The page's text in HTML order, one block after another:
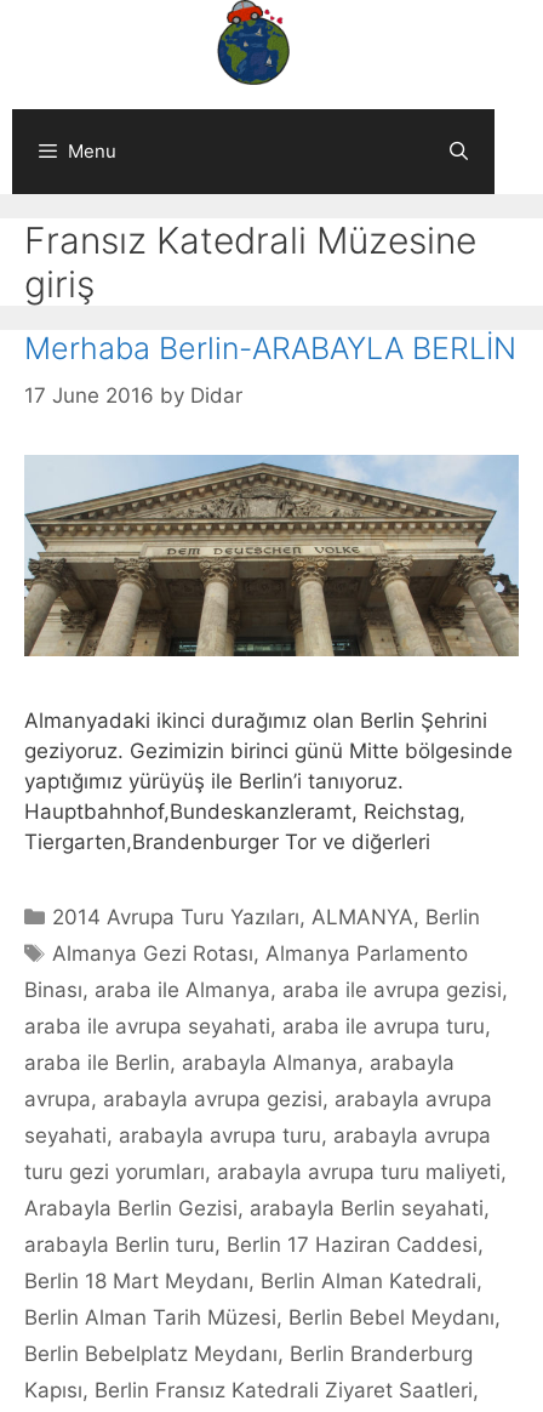
Menu
Fransız Katedrali Müzesine
giriş
Merhaba Berlin-ARABAYLA BERLİN
17 June 2016 by Didar
Almanyadaki ikinci durağımız olan Berlin Şehrini
geziyoruz. Gezimizin birinci günü Mitte bölgesinde
yaptığımız yürüyüş ile Berlin’i tanıyoruz.
Hauptbahnhof,Bundeskanzleramt, Reichstag,
Tiergarten,Brandenburger Tor ve diğerleri
Categories
2014 Avrupa Turu Yazıları, ALMANYA, Berlin
Tags
Almanya Gezi Rotası, Almanya Parlamento
Binası, araba ile Almanya, araba ile avrupa gezisi,
araba ile avrupa seyahati, araba ile avrupa turu,
araba ile Berlin, arabayla Almanya, arabayla
avrupa, arabayla avrupa gezisi, arabayla avrupa
seyahati, arabayla avrupa turu, arabayla avrupa
turu gezi yorumları, arabayla avrupa turu maliyeti,
Arabayla Berlin Gezisi, arabayla Berlin seyahati,
arabayla Berlin turu, Berlin 17 Haziran Caddesi,
Berlin 18 Mart Meydanı, Berlin Alman Katedrali,
Berlin Alman Tarih Müzesi, Berlin Bebel Meydanı,
Berlin Bebelplatz Meydanı, Berlin Branderburg
Kapısı, Berlin Fransız Katedrali Ziyaret Saatleri,